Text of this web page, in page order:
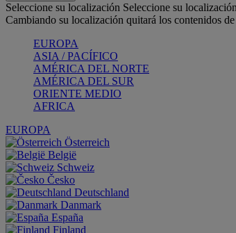
Seleccione su localización Seleccione su localización
Cambiando su localización quitará los contenidos
EUROPA
ASIA / PACÍFICO
AMÉRICA DEL NORTE
AMÉRICA DEL SUR
ORIENTE MEDIO
AFRICA
EUROPA
Österreich
België
Schweiz
Česko
Deutschland
Danmark
España
Finland